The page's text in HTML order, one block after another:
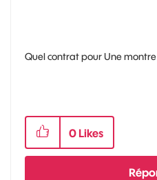
Quel contrat pour Une
0 Likes